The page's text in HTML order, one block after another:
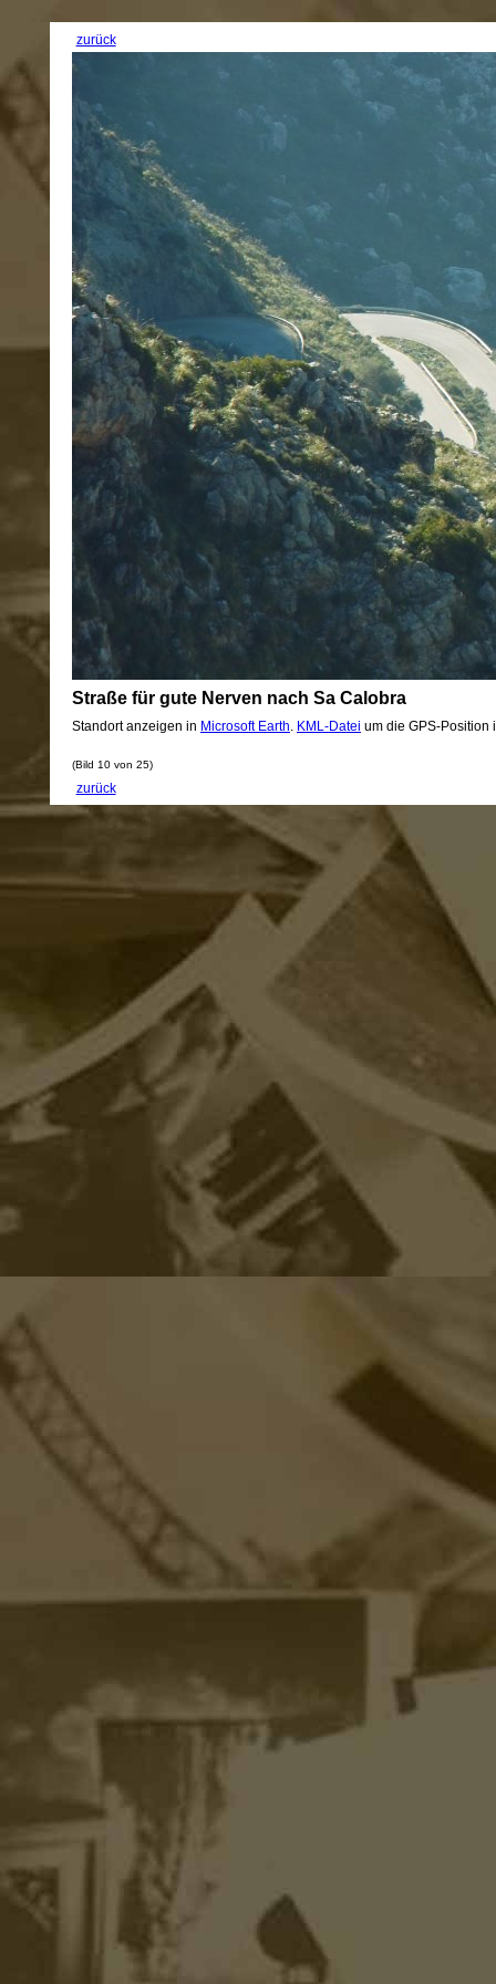
zurück
Straße für gute Nerven nach Sa Calobra
Standort anzeigen in Microsoft Earth KML-Datei um die GPS-Position
(Bild 10 von 25)
zurück